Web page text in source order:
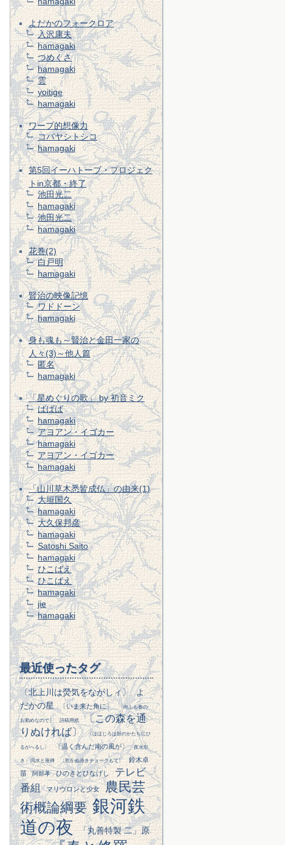
よだかのフォークロア
入沢康夫
hamagaki
つめくさ
hamagaki
雲
yoitige
hamagaki
ワープ的想像力
コバヤシトシコ
hamagaki
第5回イーハトーブ・プロジェク
トin京都・終了
池田光二
hamagaki
池田光二
hamagaki
花巻(2)
白戸明
hamagaki
賢治の映像記憶
ワドドーン
hamagaki
身も魂も～賢治と金田一家の
人々(3)～他人篇
匿名
hamagaki
「星めぐりの歌」 by 初音ミク
ばばば
hamagaki
アヨアン・イゴカー
hamagaki
アヨアン・イゴカー
hamagaki
「山川草木悉皆成仏」の由来(1)
大垣国久
hamagaki
大久保邦彦
hamagaki
Satoshi Saito
hamagaki
ひこばえ
ひこばえ
hamagaki
jie
hamagaki
最近使ったタグ
〔北上川は熒気をながしィ〕 よ
だかの星
〔いま来た角に〕 〔向ふも春の
お勤めなので〕 詩稿用紙
〔この森を通
りぬければ〕
〔ほほじろは鼓のかたちにひ
るがへるし〕 〔温く含んだ南の風が〕 夜水引
き 渇水と座禅 〔乾かぬ赤きチョークもて〕
鈴木卓
苗
阿部孝 ひのきとひなげし
テレビ
番組
マリヴロンと少女
農民芸
術概論綱要 銀河鉄
道の夜
「丸善特製 二」原